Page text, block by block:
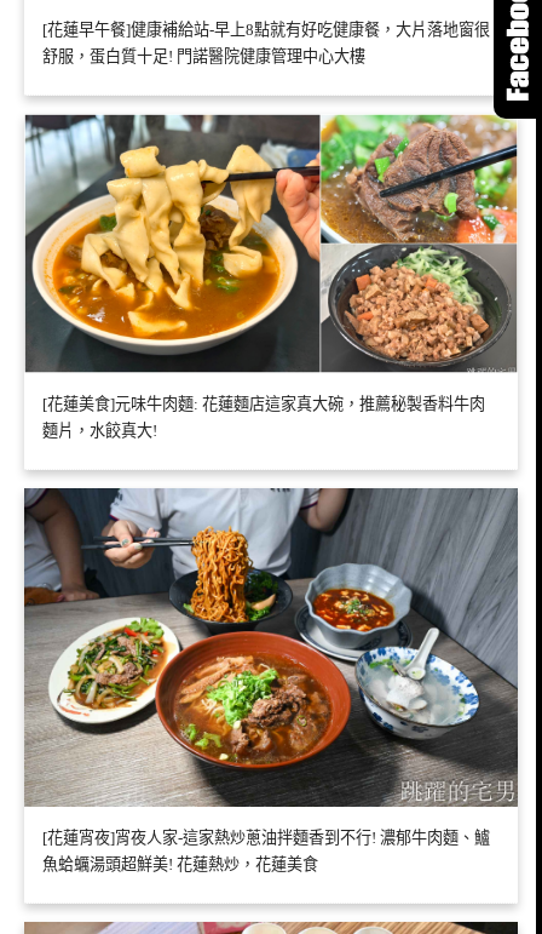
[花蓮早午餐]健康補給站-早上8點就有好吃健康餐，大片落地窗很
舒服，蛋白質十足! 門諾醫院健康管理中心大樓
[花蓮美食]元味牛肉麵: 花蓮麵店這家真大碗，推薦秘製香料牛肉
麵片，水餃真大!
[花蓮宵夜]宵夜人家-這家熱炒蔥油拌麵香到不行! 濃郁牛肉麵、鱸
魚蛤蠣湯頭超鮮美! 花蓮熱炒，花蓮美食